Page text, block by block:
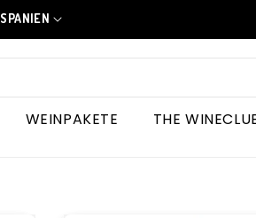
SPANIEN
WEINPAKETE THE